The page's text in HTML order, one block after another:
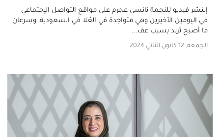
إنتشر فيديو للنجمة نانسي عجرم على مواقع التواصل الإجتماعي
في اليومين الأخيرين وهي متواجدة في العُلا في السعودية، وسرعان
ما أصبح ترند بسبب عف...
الجمعه, 12 كانون الثاني 2024